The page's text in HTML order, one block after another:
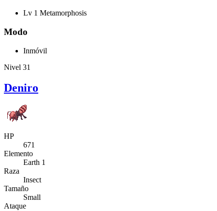
Lv 1 Metamorphosis
Modo
Inmóvil
Nivel 31
Deniro
HP
671
Elemento
Earth 1
Raza
Insect
Tamaño
Small
Ataque